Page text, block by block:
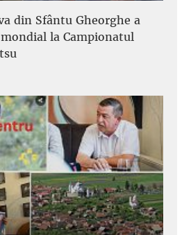
din Sfântu Gheorghe a
la Campionatul